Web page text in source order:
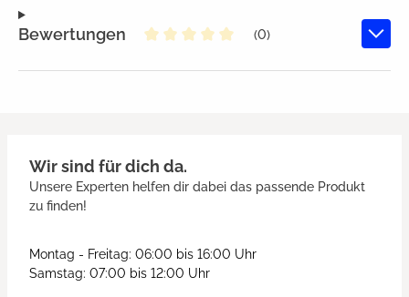
Bewertungen
(0)
Wir sind für dich da.
Unsere Experten helfen dir dabei das passende Produkt
zu finden!
Montag - Freitag: 06:00 bis 16:00 Uhr
Samstag: 07:00 bis 12:00 Uhr